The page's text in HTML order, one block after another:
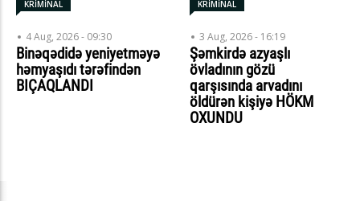
KRİMİNAL
4 Aug, 2026 - 09:30
Binəqədidə yeniyetməyə
həmyaşıdı tərəfindən
BIÇAQLANDI
KRİMİNAL
3 Aug, 2026 - 16:19
Şəmkirdə azyaşlı
övladının gözü
qarşısında arvadını
öldürən kişiyə HÖKM
OXUNDU